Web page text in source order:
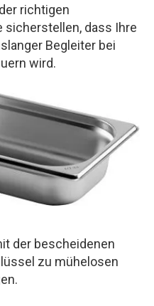
richtigen
sicherstellen, dass Ihre
Begleiter bei
wird.
der bescheidenen
zu mühelosen